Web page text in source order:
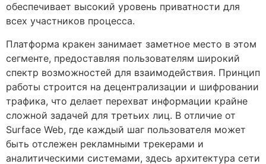
обеспечивает высокий уровень приватности для
всех участников процесса.
Платформа кракен занимает заметное место в этом
сегменте, предоставляя пользователям широкий
спектр возможностей для взаимодействия. Принцип
работы строится на децентрализации и шифровании
трафика, что делает перехват информации крайне
сложной задачей для третьих лиц. В отличие от
Surface Web, где каждый шаг пользователя может
быть отслежен рекламными трекерами и
аналитическими системами, здесь архитектура сети